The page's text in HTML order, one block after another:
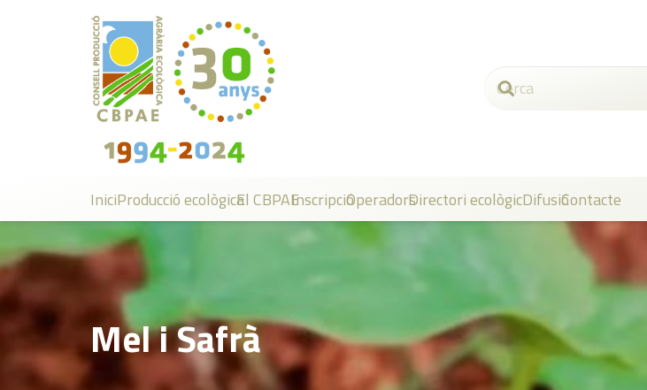
IniciProducció ecològicaEl CBPAEInscripcióOperadorsDirectori ecològicDifusióContacte
Mel i Safrà